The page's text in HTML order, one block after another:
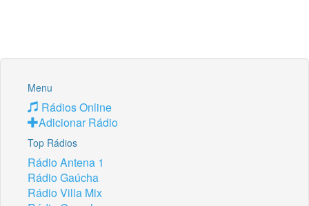
Menu
Rádios Online
Adicionar Rádio
Top Rádios
Rádio Antena 1
Rádio Gaúcha
Rádio Villa Mix